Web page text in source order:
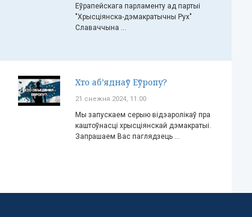
Еўрапейскага парламенту ад партыі
"Хрысціянска-дэмакратычны Рух"
Славаччына ...
Хто аб’яднаў Еўропу?
21 снежня 2024, 11:00
Мы запускаем серыю відэаролікаў пра
каштоўнасці хрысціянскай дэмакратыі.
Запрашаем Вас паглядзець ...